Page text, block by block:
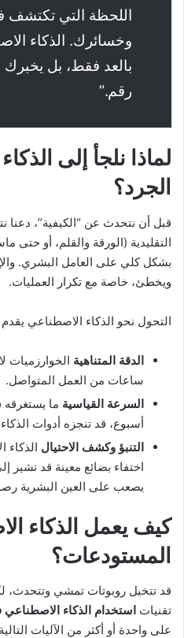
اللحظة التي تكتشف
وخسائرك. الذكاء
بالعد فقط، بل يخبرك
رقم.”
لماذا نلجأ إلى
الجرد؟
قبل أن نتحدث عن “الكيفية”،
التقليدية (الورقة والقلم، أو حتى
بشكل كلي على العامل البشري.
ويخطئ، خاصة مع تكرار العمليات.
التحول نحو الذكاء الاصطناعي
الدقة المتناهية
ساعات من العمل المتواصل.
السرعة القياسية
أسبوع، قد تنجزه أدوات
التنبؤ وكشف الاحتيال الذكاء
اختفاء بضائع معينة قد تشير
يصعب على العين البشرية
كيف يعمل الذكاء
المستودعات؟
قد تتخيل روبوتات تمشي وتتحدث،
تقنيات استخدام الذكاء
على واحدة أو أكثر من الآليات